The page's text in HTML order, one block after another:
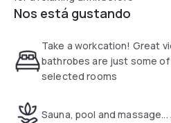
taking your flight.
Nos está gustando
Take a workcation! Great
bathrobes are just some
selected rooms
Sauna, pool and